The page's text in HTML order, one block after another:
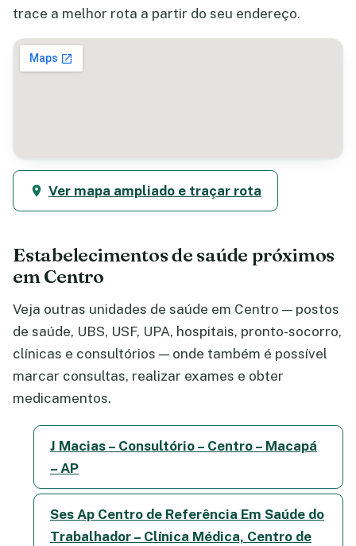
trace a melhor rota a partir do seu endereço.
Ver mapa ampliado e traçar rota
Estabelecimentos de saúde próximos
em Centro
Veja outras unidades de saúde em Centro — postos
de saúde, UBS, USF, UPA, hospitais, pronto-socorro,
clínicas e consultórios — onde também é possível
marcar consultas, realizar exames e obter
medicamentos.
J Macias – Consultório – Centro – Macapá
– AP
Ses Ap Centro de Referência Em Saúde do
Trabalhador – Clínica Médica, Centro de